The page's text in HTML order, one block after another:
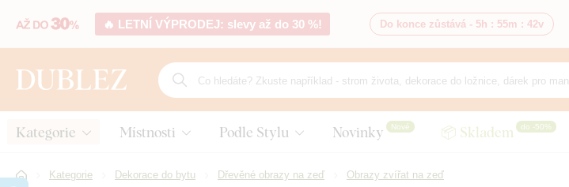
🔥 LETNÍ VÝPRODEJ: slevy až do 30 %! Do konce zůstává - 5h : 55m : 41v
Kategorie Místnosti Podle Stylu Novinky Nové 📦 Skladem do -50%
Kategorie Dekorace do bytu Dřevěné obrazy na zeď Obrazy zvířat na zeď